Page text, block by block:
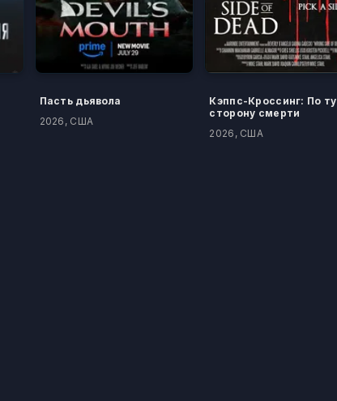
Пасть дьявола
2026, США
Кэппс-Кроссинг: По ту
сторону смерти
2026, США